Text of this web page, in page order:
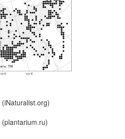
(iNaturalist.org)
(plantarium.ru)